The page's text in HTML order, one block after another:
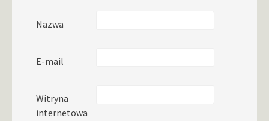
Nazwa
E-mail
Witryna
internetowa